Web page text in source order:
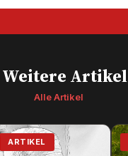
Weitere Artikel
Alle Artikel
ARTIKEL